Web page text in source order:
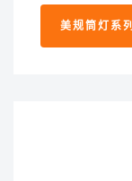
美规筒灯系列